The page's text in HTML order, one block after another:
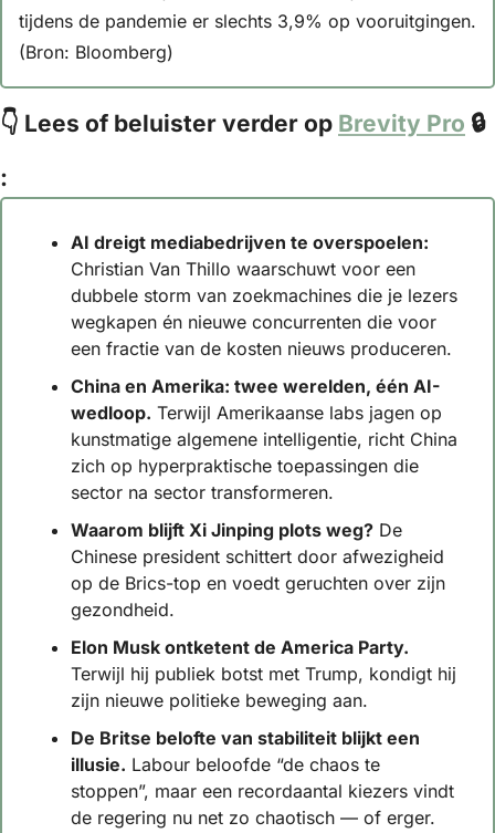
tijdens de pandemie er slechts 3,9% op vooruitgingen.
(Bron: Bloomberg)
👇 Lees of beluister verder op Brevity Pro 🔒
:
AI dreigt mediabedrijven te overspoelen:
Christian Van Thillo waarschuwt voor een
dubbele storm van zoekmachines die je lezers
wegkapen én nieuwe concurrenten die voor
een fractie van de kosten nieuws produceren.
China en Amerika: twee werelden, één AI-
wedloop. Terwijl Amerikaanse labs jagen op
kunstmatige algemene intelligentie, richt China
zich op hyperpraktische toepassingen die
sector na sector transformeren.
Waarom blijft Xi Jinping plots weg? De
Chinese president schittert door afwezigheid
op de Brics-top en voedt geruchten over zijn
gezondheid.
Elon Musk ontketent de America Party.
Terwijl hij publiek botst met Trump, kondigt hij
zijn nieuwe politieke beweging aan.
De Britse belofte van stabiliteit blijkt een
illusie. Labour beloofde “de chaos te
stoppen”, maar een recordaantal kiezers vindt
de regering nu net zo chaotisch — of erger.